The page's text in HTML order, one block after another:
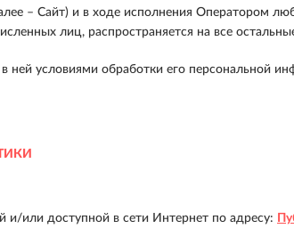
– Сайт) и в ходе исполнения Оператором
лиц, распространяется на все
ней условиями обработки его персональной
или доступной в сети Интернет по адресу: